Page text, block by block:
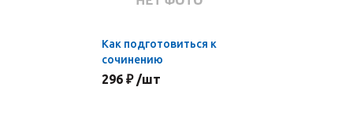
Как подготовиться к
сочинению
296 ₽ /шт